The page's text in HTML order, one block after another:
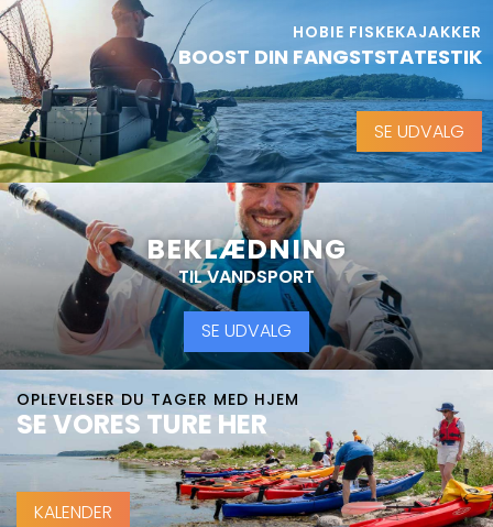
HOBIE FISKEKAJAKKER
BOOST DIN FANGSTSTATESTIK
SE UDVALG
BEKLÆDNING
TIL VANDSPORT
SE UDVALG
OPLEVELSER DU TAGER MED HJEM
SE VORES TURE HER
KALENDER